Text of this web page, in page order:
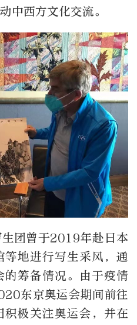
中西方文化交流。
团曾于2019年赴日本
等地进行写生采风，通
筹备情况。由于疫情
东京奥运会期间前往
积极关注奥运会，并在